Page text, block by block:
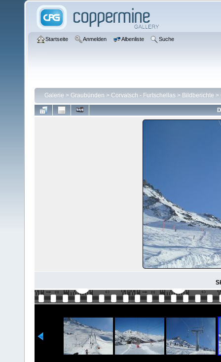
Startseite Anmelden Albenliste Suche
Galerie > Graubünden > Corvatsch - Furtschellas > Bildberichte >